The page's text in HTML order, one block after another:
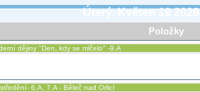
Úterý, Květen 19 2026
Položky
dějiny "Den, kdy se mlčelo" -9.A
6.A, 7.A - Běleč nad Orlicí